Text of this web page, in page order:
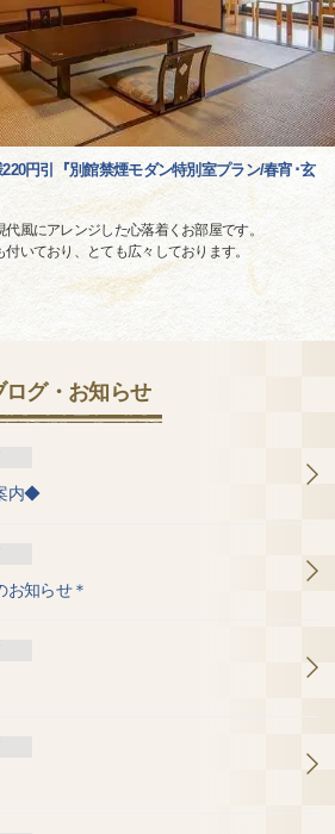
220円引『別館禁煙モダン特別室プラン/春宵･玄
風にアレンジした心落着くお部屋です。
いており、とても広々しております。
ログ・お知らせ
内◆
お知らせ＊